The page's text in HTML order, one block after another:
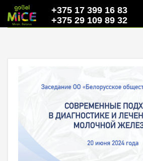
+375 17 399 16 83
+375 29 109 89 32